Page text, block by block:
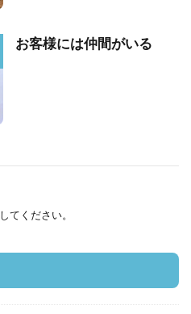
お客様には仲間がいる
してください。